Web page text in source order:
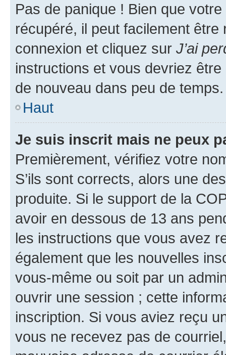
Pas de panique ! Bien que
récupéré, il peut facilement
connexion et cliquez sur J’ai
instructions et vous devriez
de nouveau dans peu de temps.
Haut
Je suis inscrit mais ne peux
Premièrement, vérifiez votre
S’ils sont corrects, alors une
produite. Si le support de la
avoir en dessous de 13 ans
les instructions que vous avez
également que les nouvelles
vous-même ou soit par un
ouvrir une session ; cette
inscription. Si vous aviez reçu
vous ne recevez pas de